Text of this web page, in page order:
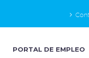
PORTAL DE EMPLEO